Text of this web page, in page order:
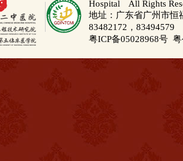
Hospital All Rights
地址：广东省广州市
83482172，83494579
粤ICP备05028968号